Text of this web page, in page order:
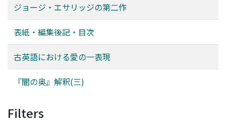
ジョージ・エサリッジの第二作
表紙・編集後記・目次
古英語における愛の一表現
『闇の奥』解釈(三)
Filters